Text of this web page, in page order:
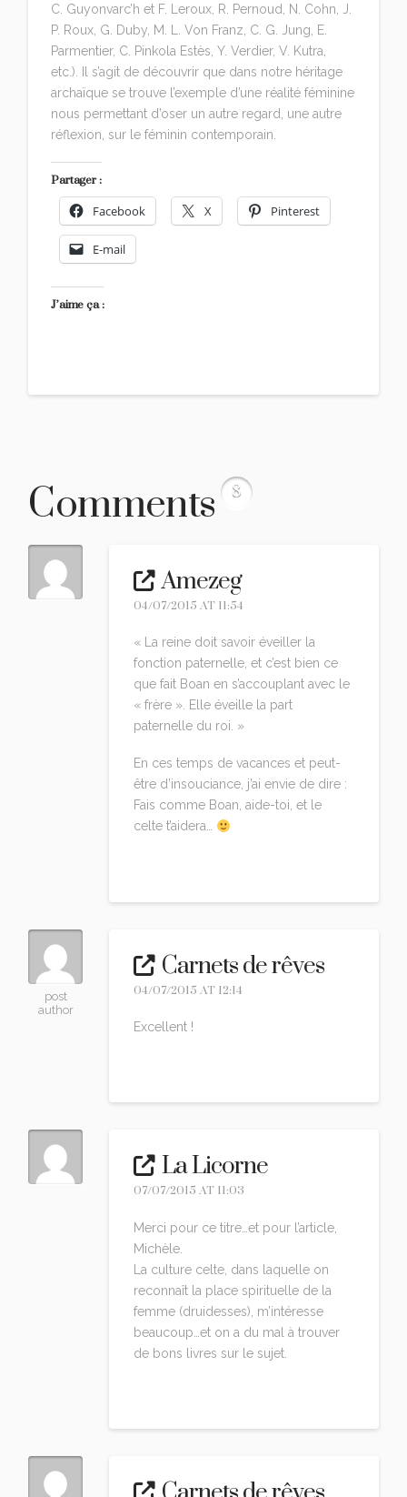
C. Guyonvarc’h et F. Leroux, R. Pernoud, N. Cohn, J.
P. Roux, G. Duby, M. L. Von Franz, C. G. Jung, E.
Parmentier, C. Pinkola Estès, Y. Verdier, V. Kutra,
etc.). Il s’agit de découvrir que dans notre héritage
archaïque se trouve l’exemple d’une réalité féminine
nous permettant d’oser un autre regard, une autre
réflexion, sur le féminin contemporain.
Partager :
Facebook X Pinterest
E-mail
J’aime ça :
Comments 8
Amezeg
04/07/2015 AT 11:54
« La reine doit savoir éveiller la
fonction paternelle, et c’est bien ce
que fait Boan en s’accouplant avec le
« frère ». Elle éveille la part
paternelle du roi. »
En ces temps de vacances et peut-
être d’insouciance, j’ai envie de dire :
Fais comme Boan, aide-toi, et le
celte t’aidera…
post
author
Carnets de rêves
04/07/2015 AT 12:14
Excellent !
La Licorne
07/07/2015 AT 11:03
Merci pour ce titre…et pour l’article,
Michèle.
La culture celte, dans laquelle on
reconnaît la place spirituelle de la
femme (druidesses), m’intéresse
beaucoup…et on a du mal à trouver
de bons livres sur le sujet.